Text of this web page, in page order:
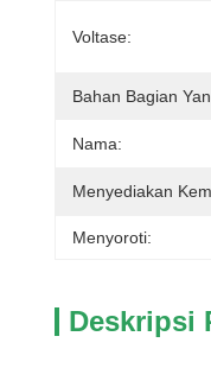
Voltase:
Bahan Bagian
Nama:
Menyediakan
Menyoroti:
Deskripsi